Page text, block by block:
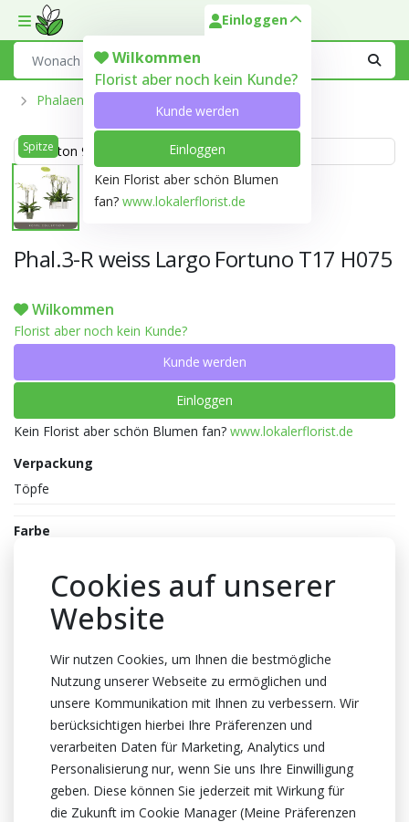
Toggle mobile menu
Einloggen
Wilkommen
Florist aber noch kein Kunde?
Kunde werden
Einloggen
Kein Florist aber schön Blumen
fan? www.lokalerflorist.de
Phalaenopsis Aus Der Optiflor-Gärtnerei
Weiss ton 999D
Spitze
Phal.3-R weiss Largo Fortuno T17 H075
Wilkommen
Florist aber noch kein Kunde?
Kunde werden
Einloggen
Kein Florist aber schön Blumen fan? www.lokalerflorist.de
Verpackung
Töpfe
Farbe
Topfhöhe
75cm Höhe
Züchter
Optiflor
Herkunftsland
Niederlande
Zertifikat
Cookies auf unserer
Website
Wir nutzen Cookies, um Ihnen die bestmögliche
Nutzung unserer Webseite zu ermöglichen und
unsere Kommunikation mit Ihnen zu verbessern. Wir
berücksichtigen hierbei Ihre Präferenzen und
verarbeiten Daten für Marketing, Analytics und
Personalisierung nur, wenn Sie uns Ihre Einwilligung
geben. Diese können Sie jederzeit mit Wirkung für
die Zukunft im Cookie Manager (Meine Präferenzen